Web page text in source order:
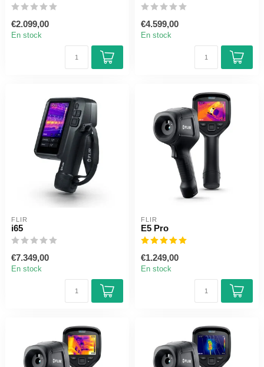
€2.099,00
En stock
€4.599,00
En stock
FLIR
i65
€7.349,00
En stock
FLIR
E5 Pro
€1.249,00
En stock